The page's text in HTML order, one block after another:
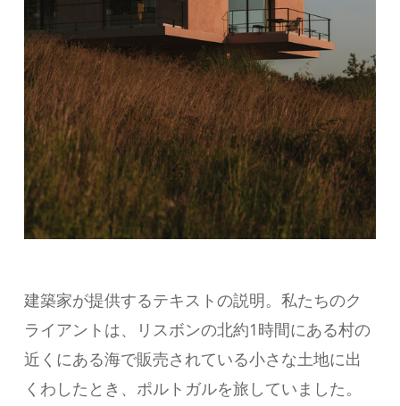
建築家が提供するテキストの説明。私たちのク
ライアントは、リスボンの北約1時間にある村の
近くにある海で販売されている小さな土地に出
くわしたとき、ポルトガルを旅していました。